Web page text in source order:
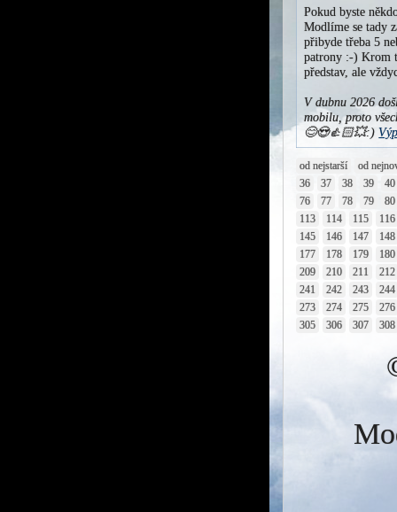
Pokud byste
Modlíme se tady
přibyde třeba 5
patrony :-) Krom
představ, ale
V dubnu 2026
mobilu, proto
😊😍👍🏻💥:)
od nejstarší
od
36
37 38 39
40
76
77 78 79
80
113
114 115
116
145
146 147
148
177
178 179
180
209
210 211
212
241
242 243
244
273
274 275
276
305
306 307 308